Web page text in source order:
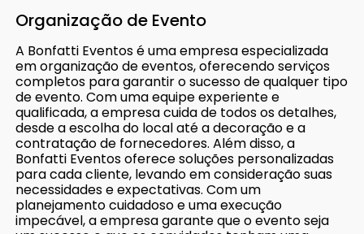
Organização de Evento
A Bonfatti Eventos é uma empresa especializada
em organização de eventos, oferecendo serviços
completos para garantir o sucesso de qualquer tipo
de evento. Com uma equipe experiente e
qualificada, a empresa cuida de todos os detalhes,
desde a escolha do local até a decoração e a
contratação de fornecedores. Além disso, a
Bonfatti Eventos oferece soluções personalizadas
para cada cliente, levando em consideração suas
necessidades e expectativas. Com um
planejamento cuidadoso e uma execução
impecável, a empresa garante que o evento seja